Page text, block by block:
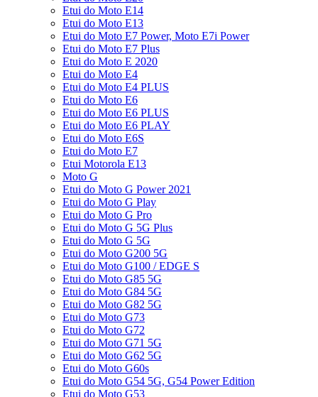
Etui do Moto E14
Etui do Moto E13
Etui do Moto E7 Power, Moto E7i Power
Etui do Moto E7 Plus
Etui do Moto E 2020
Etui do Moto E4
Etui do Moto E4 PLUS
Etui do Moto E6
Etui do Moto E6 PLUS
Etui do Moto E6 PLAY
Etui do Moto E6S
Etui do Moto E7
Etui Motorola E13
Moto G
Etui do Moto G Power 2021
Etui do Moto G Play
Etui do Moto G Pro
Etui do Moto G 5G Plus
Etui do Moto G 5G
Etui do Moto G200 5G
Etui do Moto G100 / EDGE S
Etui do Moto G85 5G
Etui do Moto G84 5G
Etui do Moto G82 5G
Etui do Moto G73
Etui do Moto G72
Etui do Moto G71 5G
Etui do Moto G62 5G
Etui do Moto G60s
Etui do Moto G54 5G, G54 Power Edition
Etui do Moto G53